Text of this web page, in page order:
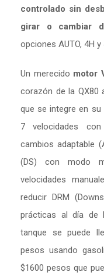
controlado sin
girar o cambiar
opciones AUTO, 4H
Un merecido motor
corazón de la QX80
que se integre en su
7 velocidades
cambios adaptable
(DS) con modo
velocidades
reducir DRM
prácticas al día de
tanque se puede
pesos usando
$1600 pesos que